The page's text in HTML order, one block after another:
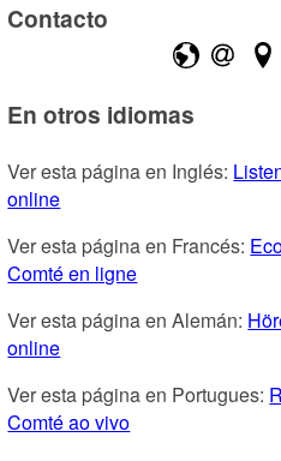
Contacto
En otros idiomas
Ver esta página en Inglés:
online
Ver esta página en Francés:
Comté en ligne
Ver esta página en Alemán:
online
Ver esta página en Portugues:
Comté ao vivo